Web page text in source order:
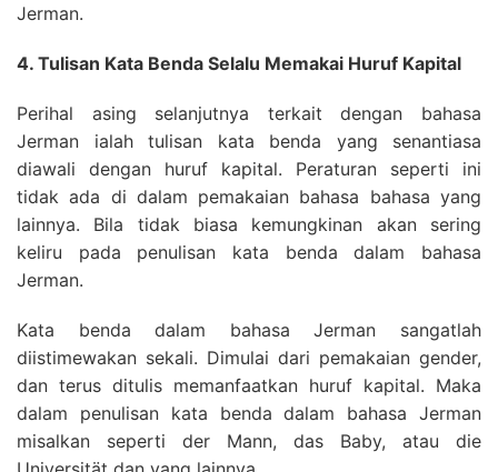
Jerman.
4. Tulisan Kata Benda Selalu Memakai Huruf Kapital
Perihal asing selanjutnya terkait dengan bahasa
Jerman ialah tulisan kata benda yang senantiasa
diawali dengan huruf kapital. Peraturan seperti ini
tidak ada di dalam pemakaian bahasa bahasa yang
lainnya. Bila tidak biasa kemungkinan akan sering
keliru pada penulisan kata benda dalam bahasa
Jerman.
Kata benda dalam bahasa Jerman sangatlah
diistimewakan sekali. Dimulai dari pemakaian gender,
dan terus ditulis memanfaatkan huruf kapital. Maka
dalam penulisan kata benda dalam bahasa Jerman
misalkan seperti der Mann, das Baby, atau die